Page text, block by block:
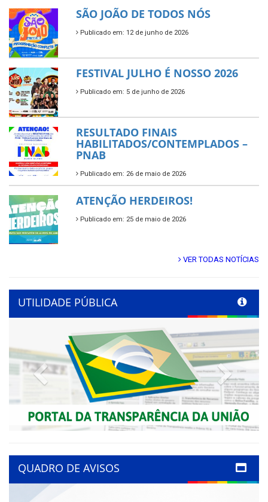
SÃO JOÃO DE TODOS NÓS
Publicado em: 12 de junho de 2026
FESTIVAL JULHO É NOSSO 2026
Publicado em: 5 de junho de 2026
RESULTADO FINAIS
HABILITADOS/CONTEMPLADOS –
PNAB
Publicado em: 26 de maio de 2026
ATENÇÃO HERDEIROS!
Publicado em: 25 de maio de 2026
VER TODAS NOTÍCIAS
UTILIDADE PÚBLICA
Previous Next
QUADRO DE AVISOS